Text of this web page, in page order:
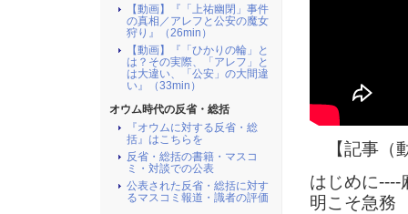
【記事（
はじめに----
明こそ急務
【動画】『「上祐幽閉」事件
の真相／アレフと公安の魔女
狩り』（26min）
【動画】『「ひかりの輪」と
は？その実際、「アレフ」と
は大違い、「公安」の大間違
い』（33min）
オウム時代の反省・総括
『オウムに対する反省・総
括』はこちらを
反省・総括の書籍・マスコ
ミ・対談での公表
公表された反省・総括に対す
るマスコミ報道・識者の評価